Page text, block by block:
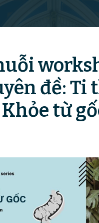
đề: Ti
Khỏe từ